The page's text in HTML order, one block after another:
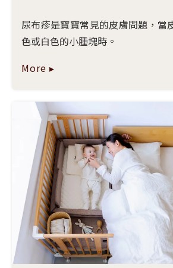
尿布疹是寶寶常見的皮膚問題，當
色或白色的小腫塊時。
More ▸